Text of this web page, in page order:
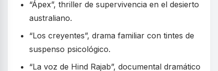
“Ápex”, thriller de supervivencia en el desierto
australiano.
“Los creyentes”, drama familiar con tintes de
suspenso psicológico.
“La voz de Hind Rajab”, documental dramático